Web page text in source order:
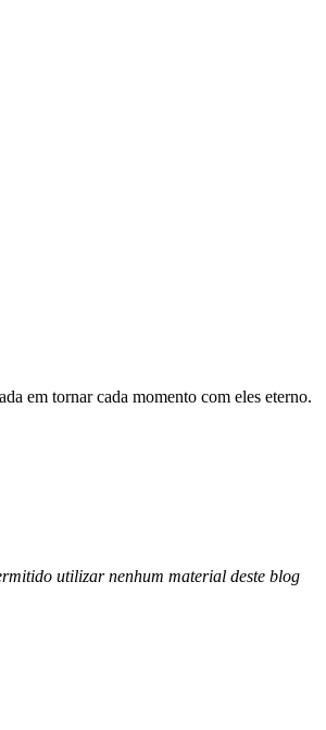
em tornar cada momento com eles eterno.
utilizar nenhum material deste blog